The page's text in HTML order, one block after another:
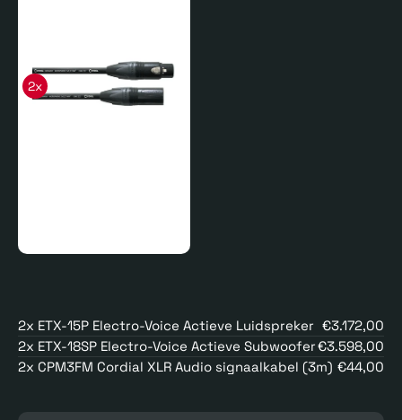
2x
2x ETX-15P Electro-Voice Actieve Luidspreker €3.172,00
2x ETX-18SP Electro-Voice Actieve Subwoofer€3.598,00
2x CPM3FM Cordial XLR Audio signaalkabel (3m) €44,00